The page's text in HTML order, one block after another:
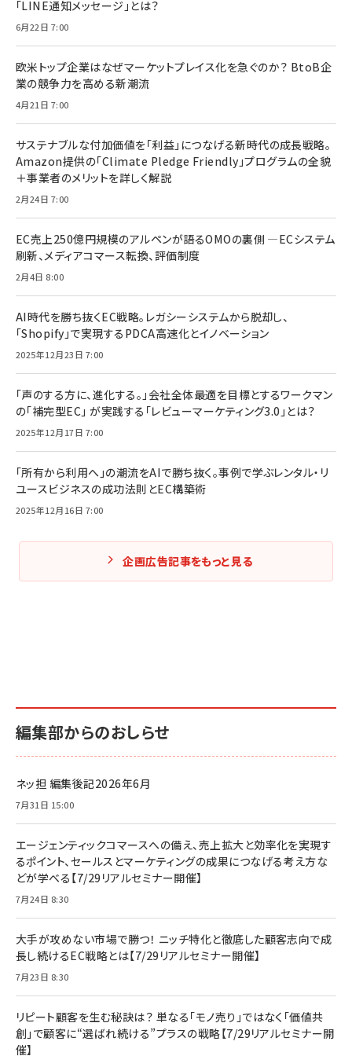
「LINE通知メッセージ」とは？
6月22日 7:00
欧米トップ企業はなぜマーケットプレイス化を急ぐのか？ BtoB企
業の競争力を高める新潮流
4月21日 7:00
サステナブルな付加価値を「利益」につなげる新時代の成長戦略。
Amazon提供の「Climate Pledge Friendly」プログラムの全貌
＋事業者のメリットを詳しく解説
2月24日 7:00
EC売上250億円規模のアルペンが語るOMOの裏側 ―ECシステム
刷新、メディアコマース転換、評価制度
2月4日 8:00
AI時代を勝ち抜くEC戦略。レガシーシステムから脱却し、
「Shopify」で実現するPDCA高速化とイノベーション
2025年12月23日 7:00
「声のする方に、進化する。」会社全体最適を目標とするワークマン
の「補完型EC」 が実践する「レビューマーケティング3.0」とは？
2025年12月17日 7:00
「所有から利用へ」の潮流をAIで勝ち抜く。事例で学ぶレンタル・リ
ユースビジネスの成功法則とEC構築術
2025年12月16日 7:00
企画広告記事をもっと見る
編集部からのおしらせ
ネッ担 編集後記2026年6月
7月31日 15:00
エージェンティックコマースへの備え、売上拡大と効率化を実現す
るポイント、セールスとマーケティングの成果につなげる考え方な
どが学べる【7/29リアルセミナー開催】
7月24日 8:30
大手が攻めない市場で勝つ！ ニッチ特化と徹底した顧客志向で成
長し続けるEC戦略とは【7/29リアルセミナー開催】
7月23日 8:30
リピート顧客を生む秘訣は？ 単なる「モノ売り」ではなく「価値共
創」で顧客に“選ばれ続ける”プラスの戦略【7/29リアルセミナー開
催】